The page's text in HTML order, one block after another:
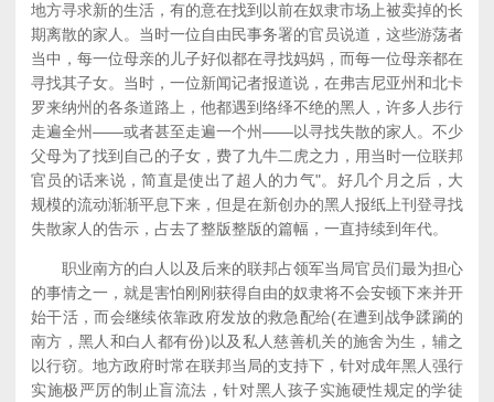
地方寻求新的生活，有的意在找到以前在奴隶市场上被卖掉的长
期离散的家人。当时一位自由民事务署的官员说道，这些游荡者
当中，每一位母亲的儿子好似都在寻找妈妈，而每一位母亲都在
寻找其子女。当时，一位新闻记者报道说，在弗吉尼亚州和北卡
罗来纳州的各条道路上，他都遇到络绎不绝的黑人，许多人步行
走遍全州——或者甚至走遍一个州——以寻找失散的家人。不少
父母为了找到自己的子女，费了九牛二虎之力，用当时一位联邦
官员的话来说，简直是使出了超人的力气"。好几个月之后，大
规模的流动渐渐平息下来，但是在新创办的黑人报纸上刊登寻找
失散家人的告示，占去了整版整版的篇幅，一直持续到年代。
职业南方的白人以及后来的联邦占领军当局官员们最为担心
的事情之一，就是害怕刚刚获得自由的奴隶将不会安顿下来并开
始干活，而会继续依靠政府发放的救急配给(在遭到战争蹂躏的
南方，黑人和白人都有份)以及私人慈善机关的施舍为生，辅之
以行窃。地方政府时常在联邦当局的支持下，针对成年黑人强行
实施极严厉的制止盲流法，针对黑人孩子实施硬性规定的学徒